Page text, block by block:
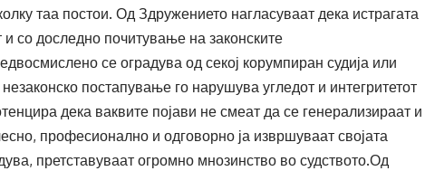
таа постои. Од Здружението нагласуваат дека истрагата
со доследно почитување на законските
се оградува од секој корумпиран судија или
постапување го нарушува угледот и интегритетот
дека ваквите појави не смеат да се генерализираат и
професионално и одговорно ја извршуваат својата
претставуваат огромно мнозинство во судството.Од